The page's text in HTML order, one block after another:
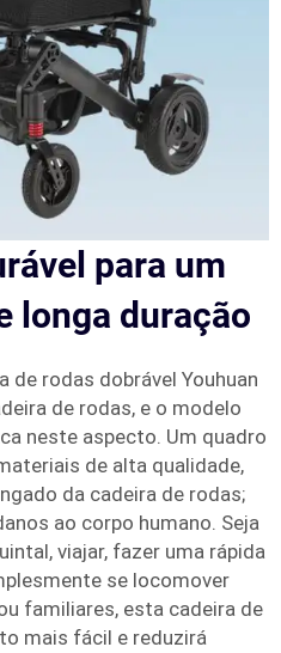
para um
longa duração
de rodas dobrável Youhuan
de rodas, e o modelo
neste aspecto. Um quadro
de alta qualidade,
da cadeira de rodas;
ao corpo humano. Seja
viajar, fazer uma rápida
se locomover
familiares, esta cadeira de
mais fácil e reduzirá